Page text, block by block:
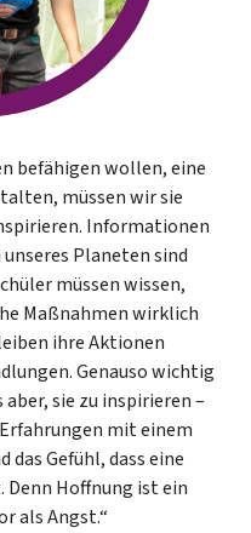
befähigen wollen, eine
müssen wir sie
Informationen
Planeten sind
müssen wissen,
Maßnahmen wirklich
ihre Aktionen
Genauso wichtig
sie zu inspirieren –
mit einem
Gefühl, dass eine
Denn Hoffnung ist ein
als Angst.“